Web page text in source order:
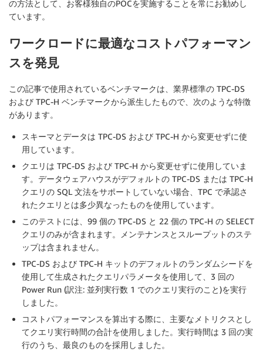
の方法として、お客様独自のPOCを実施することを常にお勧めし
ています。
ワークロードに最適なコストパフォーマン
スを発見
この記事で使用されているベンチマークは、業界標準の TPC-DS
および TPC-H ベンチマークから派生したもので、次のような特徴
があります。
スキーマとデータは TPC-DS および TPC-H から変更せずに使
用しています。
クエリは TPC-DS および TPC-H から変更せずに使用していま
す。データウェアハウスがデフォルトの TPC-DS または TPC-H
クエリの SQL 文法をサポートしていない場合、TPC で承認さ
れたクエリとは多少異なったものを使用しています。
このテストには、99 個の TPC-DS と 22 個の TPC-H の SELECT
クエリのみが含まれます。メンテナンスとスループットのステ
ップは含まれません。
TPC-DS および TPC-H キットのデフォルトのランダムシードを
使用して生成されたクエリパラメータを使用して、3 回の
Power Run (訳注: 並列実行数 1 でのクエリ実行のこと)を実行
しました。
コストパフォーマンスを算出する際に、主要なメトリクスとし
てクエリ実行時間の合計を使用しました。実行時間は 3 回の実
行のうち、最良のものを採用しました。